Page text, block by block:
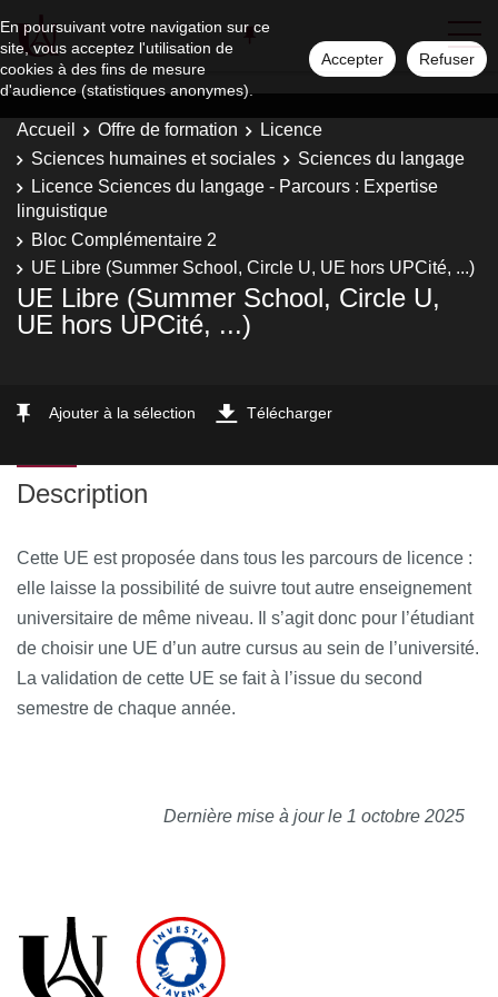
En poursuivant votre navigation sur ce
site, vous acceptez l'utilisation de
cookies à des fins de mesure
d'audience (statistiques anonymes).
Accepter Refuser
Accueil Offre de formation
Licence
Sciences humaines et sociales
Sciences du langage
Licence Sciences du langage - Parcours : Expertise
linguistique
Bloc Complémentaire 2
UE Libre (Summer School, Circle U, UE hors UPCité, ...)
UE Libre (Summer School, Circle U,
UE hors UPCité, ...)
Ajouter à la sélection Télécharger
Description
Cette UE est proposée dans tous les parcours de licence :
elle laisse la possibilité de suivre tout autre enseignement
universitaire de même niveau. Il s’agit donc pour l’étudiant
de choisir une UE d’un autre cursus au sein de l’université.
La validation de cette UE se fait à l’issue du second
semestre de chaque année.
Dernière mise à jour le 1 octobre 2025